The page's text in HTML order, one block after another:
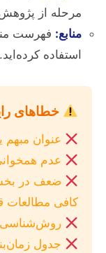
مرحله از
منابع: فهرست
استفاده کرده‌اید.
خطاهای
عنوان مبهم
عدم
ضعف در
کافی مطالعات
روش‌شناسی
جدول